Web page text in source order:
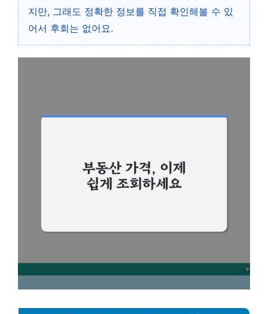
지만, 그래도 정확한 정보를 직접 확인해볼 수 있
어서 후회는 없어요.